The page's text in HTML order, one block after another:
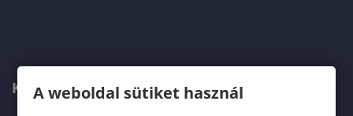
KARUNK
A weboldal sütiket használ